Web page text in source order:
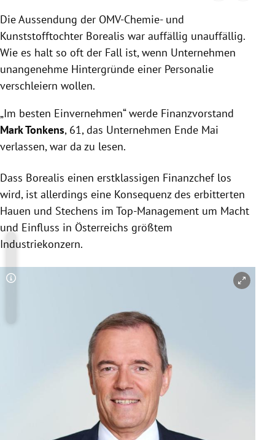
Untermenü
Untermenü
Die Aussendung der OMV-Chemie- und
Kunststofftochter Borealis war auffällig unauffällig.
Wie es halt so oft der Fall ist, wenn Unternehmen
unangenehme Hintergründe einer Personalie
verschleiern wollen.
„Im besten Einvernehmen“ werde Finanzvorstand
Mark Tonkens, 61, das Unternehmen Ende Mai
verlassen, war da zu lesen.
Dass Borealis einen erstklassigen Finanzchef los
wird, ist allerdings eine Konsequenz des erbitterten
Hauen und Stechens im Top-Management um Macht
und Einfluss in Österreichs größtem
Industriekonzern.
Copyright-Hinweis öffnen/schließen